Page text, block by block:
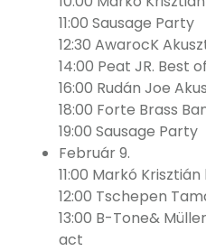
11:00 Sausage Party
12:30 AwarocK
14:00 Peat JR. Best
16:00 Rudán Joe
18:00 Forte Brass
19:00 Sausage Party
Február 9.
11:00 Markó
12:00 Tschepen
13:00 B-Tone&
act